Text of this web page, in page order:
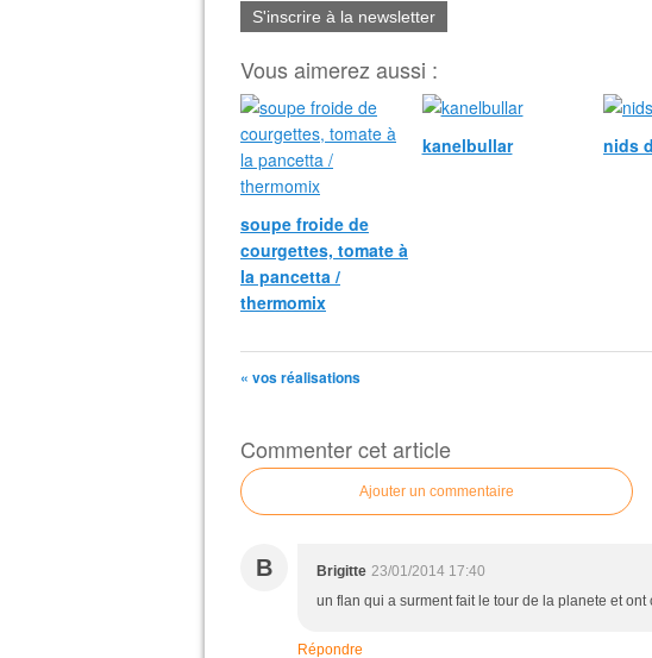
S'inscrire à la newsletter
Vous aimerez aussi :
soupe froide de
courgettes, tomate à
la pancetta /
thermomix
kanelbullar
nids
« vos réalisations
Commenter cet article
Ajouter un commentaire
B Brigitte 23/01/2014 17:40
un flan qui a surment fait le tour de la planete et
Répondre